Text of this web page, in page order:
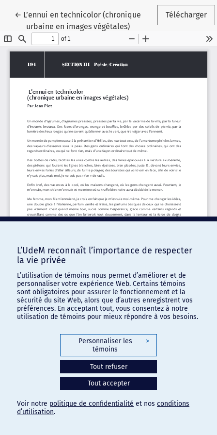
← Retourner aux renseignements sur l'article
L’ennui en technicolor (chronique
urbaine en images végétales)
Télécharger
Paramètres des témoins
L’UdeM reconnaît l’importance de respecter
la vie privée
L’utilisation de témoins nous permet d’améliorer et de
personnaliser votre expérience Web. Certains témoins
sont obligatoires pour assurer le fonctionnement et la
sécurité du site Web, alors que d’autres enregistrent vos
préférences. En acceptant tout, vous consentez à notre
utilisation de témoins pour mieux répondre à vos besoins.
Personnaliser les
témoins
>
Tout refuser
Tout accepter
Voir notre politique de confidentialité et nos conditions
d’utilisation.